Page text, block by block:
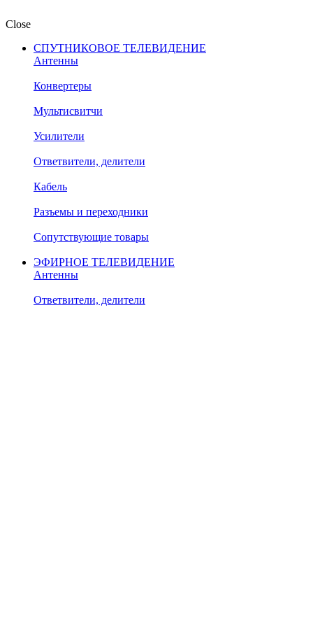
Close
СПУТНИКОВОЕ ТЕЛЕВИДЕНИЕ
Антенны
Конвертеры
Мультисвитчи
Усилители
Ответвители, делители
Кабель
Разъемы и переходники
Сопутствующие товары
ЭФИРНОЕ ТЕЛЕВИДЕНИЕ
Антенны
Ответвители, делители